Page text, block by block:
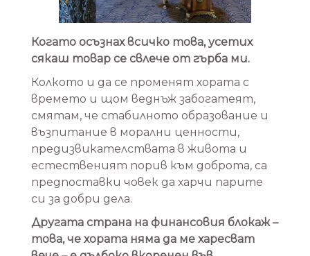
Когато осъзнах всичко това, усетих
сякаш товар се свлече от гърба ми.
Колкото и да се променят хората с
времето и щом веднъж забогатеят,
смятам, че стабилното образование и
възпитание в морални ценности,
предизвикателствата в живота и
естественият порив към доброта, са
предпоставки човек да харчи парите
си за добри дела.
Другата страна на финансовия блокаж –
това, че хората няма да ме харесват